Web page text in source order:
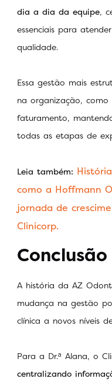
dia a dia da equipe,
essenciais para
qualidade.
Essa gestão mais
na organização,
faturamento,
todas as etapas de
Leia também:
como a Hoffmann
jornada de
Clinicorp.
Conclusão
A história da AZ
mudança na gestão
clínica a novos níveis
Para a Dr.ᵃ Alana, o
centralizando